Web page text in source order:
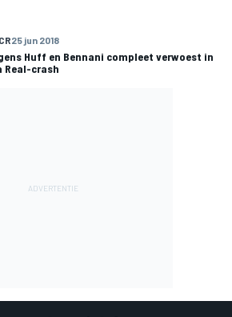
25 jun 2018
Huff en Bennani compleet verwoest in
Real-crash